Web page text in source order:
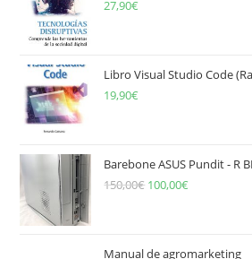
27,90€
Libro Visual Studio Code
19,90€
Barebone ASUS Pundit - R
150,00€ El
era:
100,00€
es:
Manual de agromarketing